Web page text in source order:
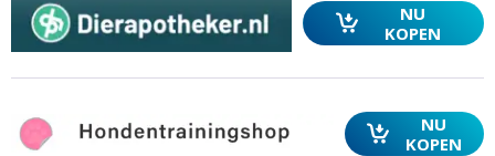
NU
KOPEN
NU
KOPEN